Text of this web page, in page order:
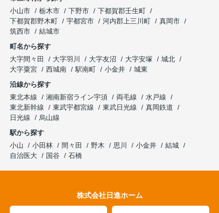
小山市
栃木市 下野市
下都賀郡壬生町
下都賀郡野木町
宇都宮市 河内郡上三川町
真岡市
筑西市
結城市
町名から探す
大字間々田
大字羽川 大字友沼 大字安塚
城北
大字粟宮
西城南 駅南町 小金井
城東
沿線から探す
東北本線
湘南新宿ライン宇須 両毛線
水戸線
東北新幹線
東武宇都宮線 東武日光線
真岡鉄道
日光線
烏山線
駅から探す
小山
小田林 間々田 野木 思川 小金井
結城
自治医大
国谷 石橋
株式会社日進ホーム